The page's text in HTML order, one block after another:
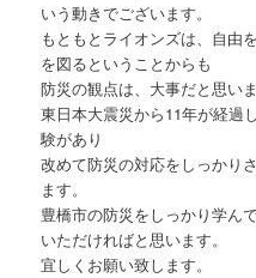
いう動きでございます。
もともとライオンズは、自由
を図るということからも
防災の観点は、大事だと思いま
東日本大震災から11年が経過
験があり
改めて防災の対応をしっかり
ます。
豊橋市の防災をしっかり学ん
いただければと思います。
宜しくお願い致します。